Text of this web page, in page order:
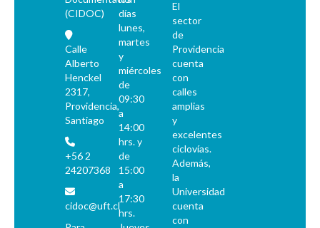
(CIDOC)
Calle
Alberto
Henckel
2317,
Providencia,
Santiago
+56 2
24207368
cidoc@uft.cl
días
lunes,
martes
y
miércoles
de
09:30
a
14:00
hrs. y
de
15:00
a
17:30
hrs.
El
sector
de
Providencia
cuenta
con
calles
amplias
y
excelentes
ciclovías.
Además,
la
Universidad
cuenta
con